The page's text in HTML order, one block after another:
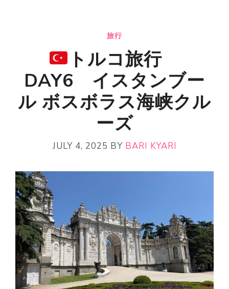
旅行
トルコ旅行
DAY6 イスタンブー
ル ボスボラス海峡クル
ーズ
JULY 4, 2025 BY BARI KYARI